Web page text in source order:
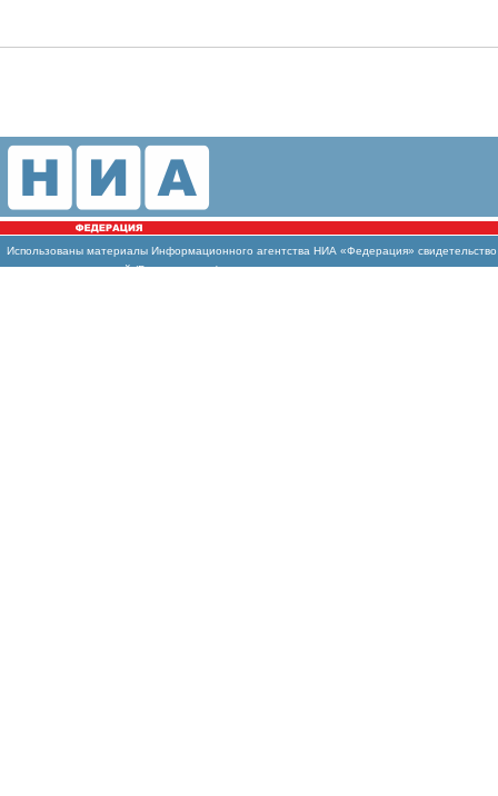
Использованы материалы Информационного агентства НИА «Федерация»
массовых коммуникаций (Роскомнадзор)